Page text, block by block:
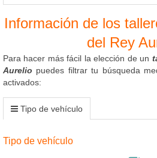
Información de los
del Rey
Para hacer más fácil la elección de un
Aurelio puedes filtrar tu búsqueda
activados:
Tipo de vehículo
Tipo de vehículo